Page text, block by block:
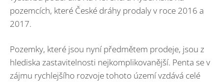
pozemcích, které České dráhy prodaly v roce 2016 a
2017.
Pozemky, které jsou nyní předmětem prodeje, jsou z
hlediska zastavitelnosti nejkomplikovanější. Penta se v
zájmu rychlejšího rozvoje tohoto území vzdává celé